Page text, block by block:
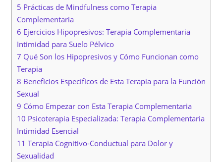
5 Prácticas de Mindfulness como Terapia
Complementaria
6 Ejercicios Hipopresivos: Terapia Complementaria
Intimidad para Suelo Pélvico
7 Qué Son los Hipopresivos y Cómo Funcionan como
Terapia
8 Beneficios Específicos de Esta Terapia para la Función
Sexual
9 Cómo Empezar con Esta Terapia Complementaria
10 Psicoterapia Especializada: Terapia Complementaria
Intimidad Esencial
11 Terapia Cognitivo-Conductual para Dolor y
Sexualidad